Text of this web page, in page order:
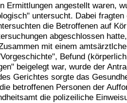
Ermittlungen angestellt waren,
untersucht. Dabei
die Betroffenen auf
abgeschlossen
mit einem
Befund
beigelegt war, wurde der
Gerichtes sorgte das
betroffenen Personen der
die polizeiliche